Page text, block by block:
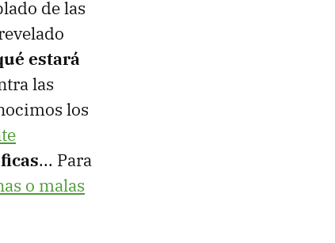
de las
estará
las
los
... Para
o malas